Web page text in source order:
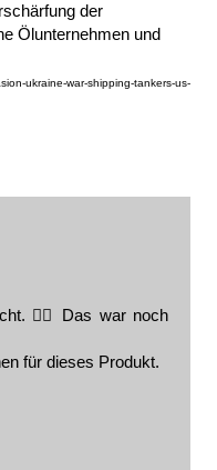
der
Ölunternehmen und
ukraine-war-shipping-tankers-us-
🤷‍♀️ Das war noch
für dieses Produkt.